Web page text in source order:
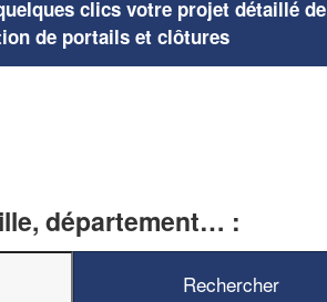
clics votre projet détaillé de
de portails et clôtures
département… :